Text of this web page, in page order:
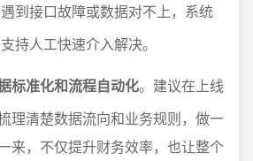
到接口故障或数据对不上，系统
持人工快速介入解决。
标准化和流程自动化。建议在上线
理清楚数据流向和业务规则，做一
来，不仅提升财务效率，也让整个